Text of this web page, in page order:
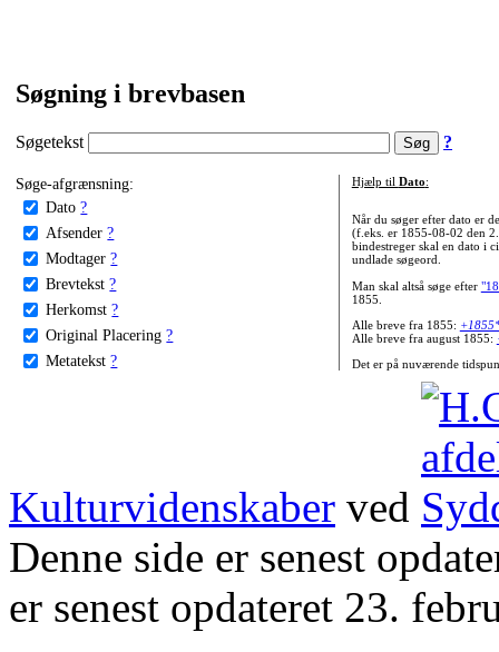
Søgning i brevbasen
Søgetekst ?
Søge-afgrænsning:
Dato ?
Afsender ?
Modtager ?
Brevtekst ?
Herkomst ?
Original Placering ?
Metatekst ?
Hjælp til Dato:
Når du søger efter dato er
(f.eks. er 1855-08-02 den
bindestreger skal en dato i
undlade søgeord.
Man skal altså søge efter
1855.
Alle breve fra 1855:
Alle breve fra august 1855:
Det er på nuværende
Kulturvidenskaber ved
Denne side er senest
er senest opdateret 23.